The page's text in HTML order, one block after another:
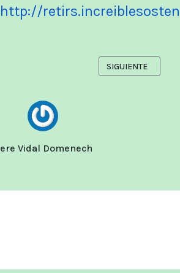
http://
Vidal Domenech
RETIRO DE NOVIEMBRE 2024
ARTÍCULO
SIGUIENTE